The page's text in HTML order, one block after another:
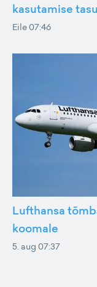
kasutamise
Eile 07:46
Lufthansa
koomale
5. aug 07:37